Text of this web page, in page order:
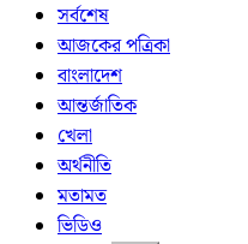
সর্বশেষ
আজকের পত্রিকা
বাংলাদেশ
আন্তর্জাতিক
খেলা
অর্থনীতি
মতামত
ভিডিও